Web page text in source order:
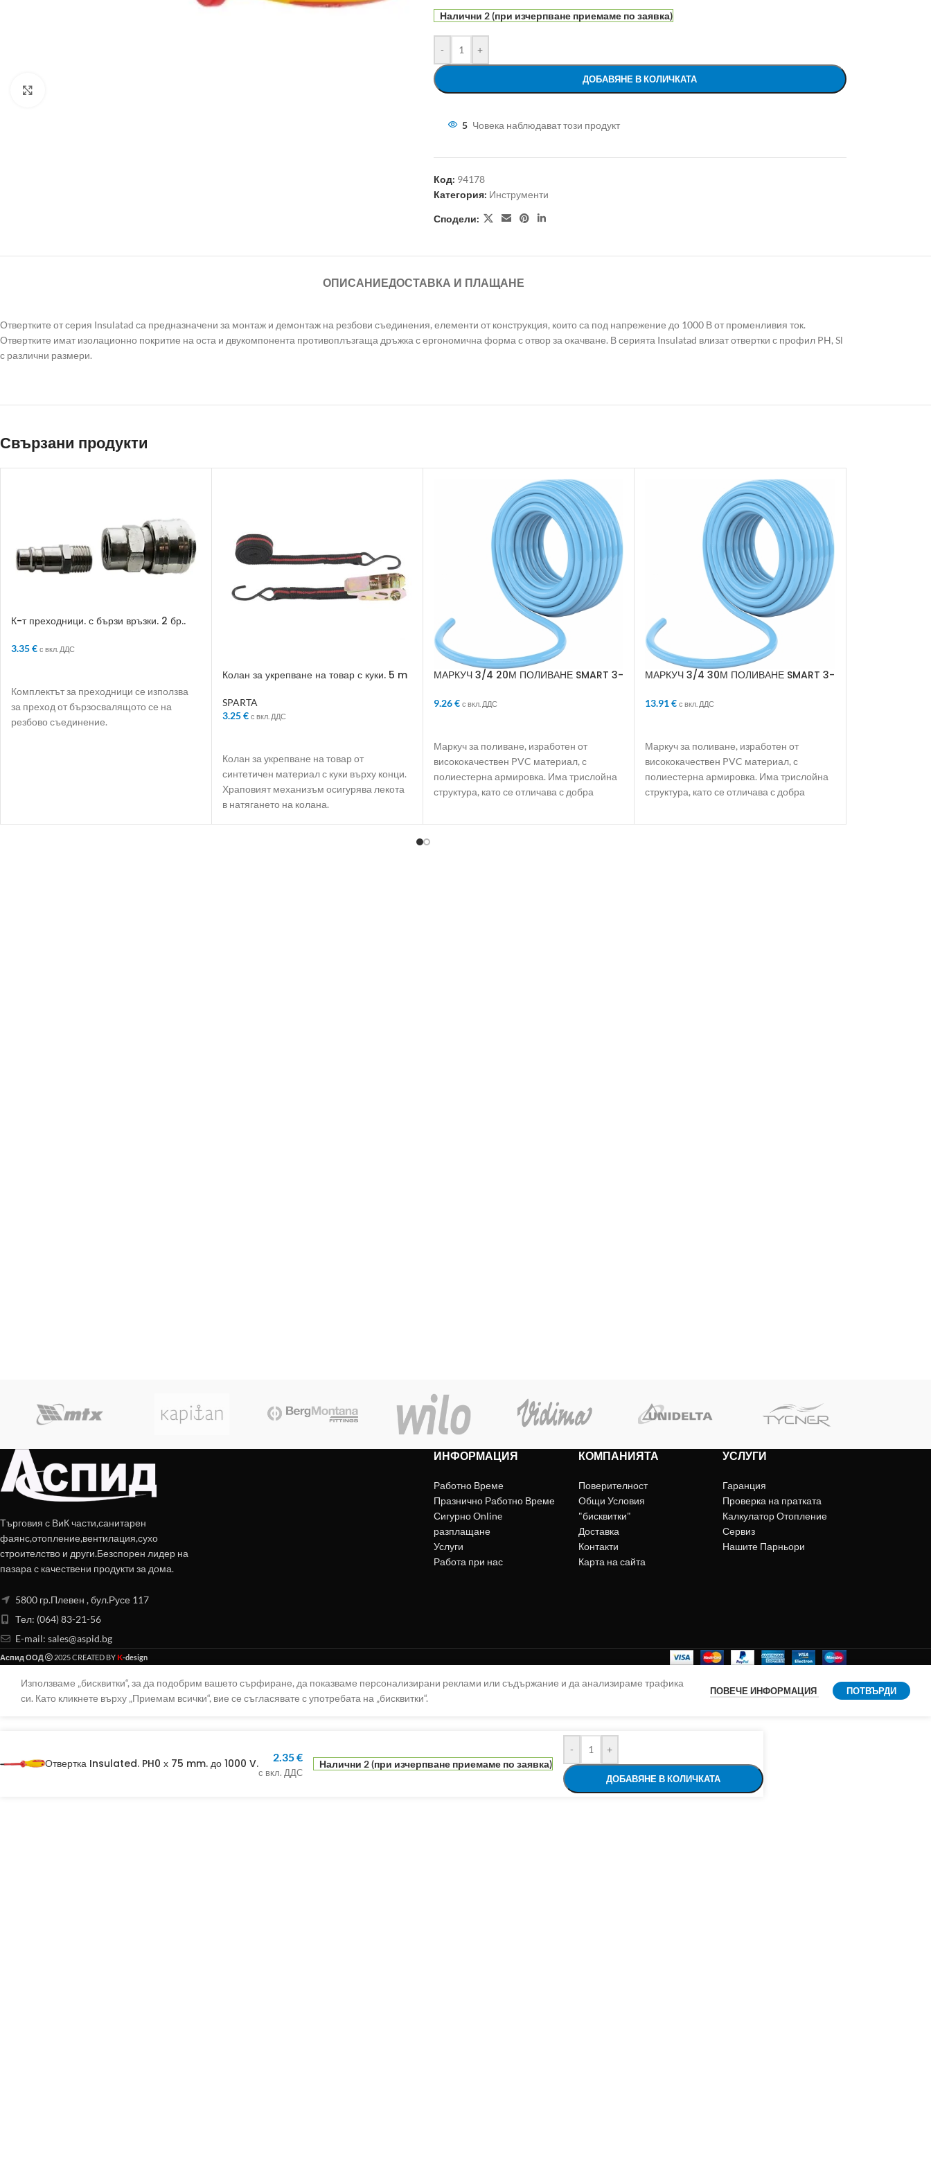
Налични 2 (при изчерпване приемаме по заявка)
- +
ДОБАВЯНЕ В КОЛИЧКАТА
5 Човека наблюдават този продукт
Код: 94178
Категория: Инструменти
Сподели:
ОПИСАНИЕДОСТАВКА И ПЛАЩАНЕ
Отвертките от серия Insulatad са предназначени за монтаж и демонтаж на резбови съединения, елементи от конструкция, които са под напрежение до 1000 В от променливия ток.
Отвертките имат изолационно покритие на оста и двукомпонента противоплъзгаща дръжка с ергономична форма с отвор за окачване. В серията Insulatad влизат отвертки с профил PH, Sl
с различни размери.
Свързани продукти
К-т преходници. с бързи връзки. 2 бр..
3.35€ с вкл. ДДС
Комплектът за преходници се използва
за преход от бързосвалящото се на
резбово съединение.
Колан за укрепване на товар с куки. 5 m
SPARTA
3.25€ с вкл. ДДС
Колан за укрепване на товар от
синтетичен материал с куки върху конци.
Храповият механизъм осигурява лекота
в натягането на колана.
МАРКУЧ 3/4 20М ПОЛИВАНЕ SMART 3-
9.26€ с вкл. ДДС
Маркуч за поливане, изработен от
висококачествен PVC материал, с
полиестерна армировка. Има трислойна
структура, като се отличава с добра
МАРКУЧ 3/4 30М ПОЛИВАНЕ SMART 3-
13.91€ с вкл. ДДС
Маркуч за поливане, изработен от
висококачествен PVC материал, с
полиестерна армировка. Има трислойна
структура, като се отличава с добра
Търговия с ВиК части,санитарен
фаянс,отопление,вентилация,сухо
строителство и други.Безспорен лидер на
пазара с качествени продукти за дома.
5800 гр.Плевен , бул.Русе 117
Тел: (064) 83-21-56
E-mail: sales@aspid.bg
ИНФОРМАЦИЯ
Работно Време
Празнично Работно Време
Сигурно Online
разплащане
Услуги
Работа при нас
КОМПАНИЯТА
Поверителност
Общи Условия
"бисквитки"
Доставка
Контакти
Карта на сайта
УСЛУГИ
Гаранция
Проверка на пратката
Калкулатор Отопление
Сервиз
Нашите Парньори
Аспид ООД 2025 CREATED BY K-design
Използваме „бисквитки“, за да подобрим вашето сърфиране, да показваме персонализирани реклами или съдържание и да анализираме трафика
си. Като кликнете върху „Приемам всички“, вие се съгласявате с употребата на „бисквитки“.
ПОВЕЧЕ ИНФОРМАЦИЯ ПОТВЪРДИ
Отвертка Insulated. PH0 х 75 mm. до 1000 V. 2.35€
с вкл. ДДС
Налични 2 (при изчерпване приемаме по заявка)
- +
ДОБАВЯНЕ В КОЛИЧКАТА